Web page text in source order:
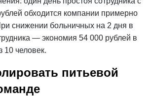
обходится компании примерно
снижении больничных на 2 дня в
— экономия 54 000 рублей в
10 человек.
питьевой